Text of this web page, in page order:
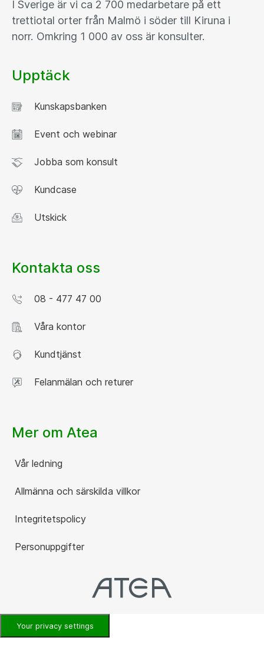
I Sverige är vi ca 2 700 medarbetare på ett
trettiotal orter från Malmö i söder till Kiruna i
norr. Omkring 1 000 av oss är konsulter.
Upptäck
Kunskapsbanken
Event och webinar
Jobba som konsult
Kundcase
Utskick
Kontakta oss
08 - 477 47 00
Våra kontor
Kundtjänst
Felanmälan och returer
Mer om Atea
Vår ledning
Allmänna och särskilda villkor
Integritetspolicy
Personuppgifter
Your privacy settings